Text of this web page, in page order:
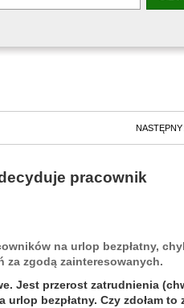
pracownik
na urlop bezpłatny,
za zgodą zainteresowanych.
Jest przerost zatrudnienia
bezpłatny. Czy zdołam to